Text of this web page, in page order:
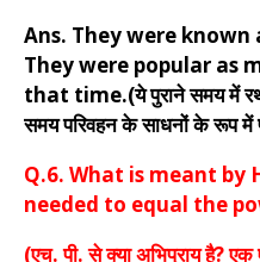
Ans. They were
They were popular as
that time.(ये पुराने समय में
समय परिवहन के साधनों के रूप
Q.6. What is meant by
needed to equal the
(एच. पी. से क्या अभिप्राय है? एक